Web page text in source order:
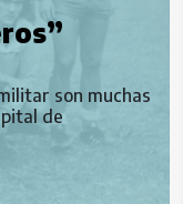
son muchas
de